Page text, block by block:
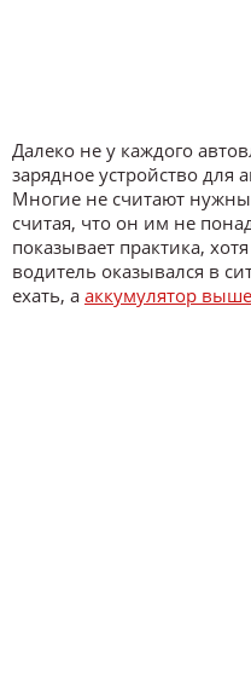
Далеко не у каждого
зарядное устройство для
Многие не считают
считая, что он им не
показывает практика,
водитель оказывался в
ехать, а аккумулятор